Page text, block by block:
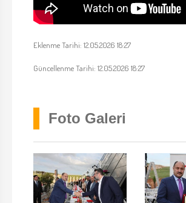
Eklenme Tarihi: 12.05.2026 18:27
Güncellenme Tarihi: 12.05.2026 18:27
Foto Galeri